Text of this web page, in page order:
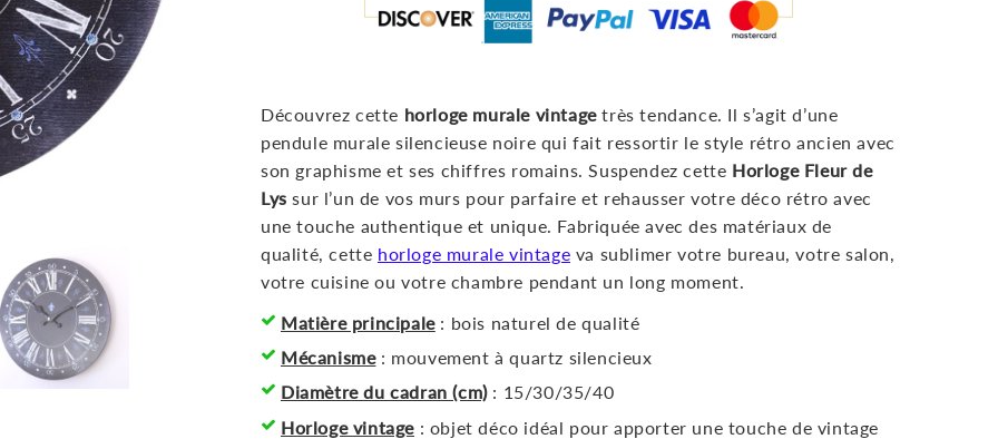
Découvrez cette horloge murale vintagetrès tendance. Il s’agit d’une
pendule murale silencieuse noire qui fait ressortir le style rétro ancien avec
son graphisme et ses chiffres romains. Suspendez cette Horloge Fleur de
Lys sur l’un de vos murs pour parfaire et rehausser votre déco rétro avec
une touche authentique et unique. Fabriquée avec des matériaux de
qualité, cette horloge murale vintage va sublimer votre bureau, votre salon,
votre cuisine ou votre chambre pendant un long moment.
Matière principale: bois naturel de qualité
Mécanisme: mouvement à quartz silencieux
Diamètre du cadran (cm): 15/30/35/40
Horloge vintage : objet déco idéal pour apporter une touche de vintage